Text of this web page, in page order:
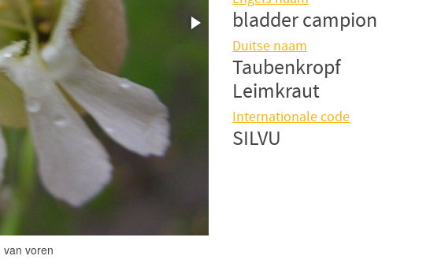
bladder campion
Duitse naam
Taubenkropf
Leimkraut
Internationale code
SILVU